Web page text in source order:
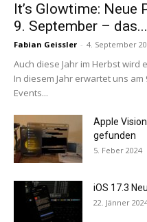
It’s Glowtime: Neue
9. September – das...
Fabian Geissler - 4. September
Auch diese Jahr im Herbst wird
In diesem Jahr erwartet uns
Events...
Apple
gefunden
5. Feber 2024
iOS 17.3
22. Jänner